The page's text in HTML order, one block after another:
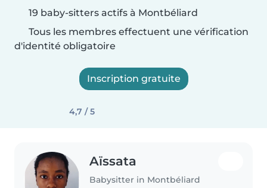
19 baby-sitters actifs à Montbéliard
Tous les membres effectuent une vérification
d'identité obligatoire
Inscription gratuite
4,7 / 5
Aïssata
Babysitter in Montbéliard